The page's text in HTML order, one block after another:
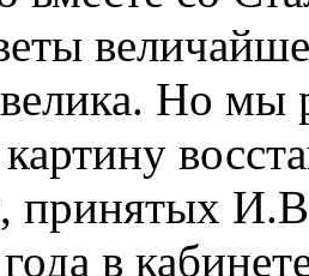
Но мы
принятых
в